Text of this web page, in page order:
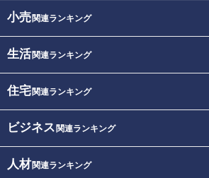
小売関連ランキング
生活関連ランキング
住宅関連ランキング
ビジネス 関連ランキング
人材関連ランキング